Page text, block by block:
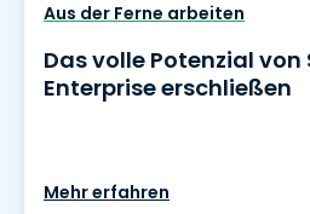
Aus der Ferne arbeiten
Das volle Potenzial
Enterprise erschließen
Mehr erfahren